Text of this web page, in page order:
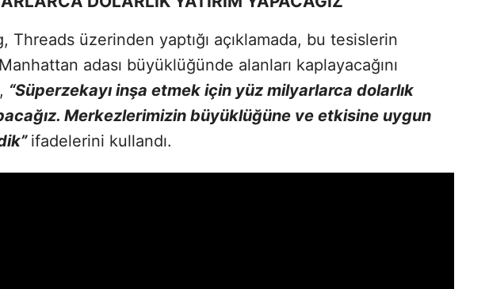
Threads üzerinden yaptığı açıklamada, bu tesislerin
Manhattan adası büyüklüğünde alanları kaplayacağını
“Süperzekayı inşa etmek için yüz milyarlarca dolarlık
Merkezlerimizin büyüklüğüne ve etkisine uygun
ifadelerini kullandı.